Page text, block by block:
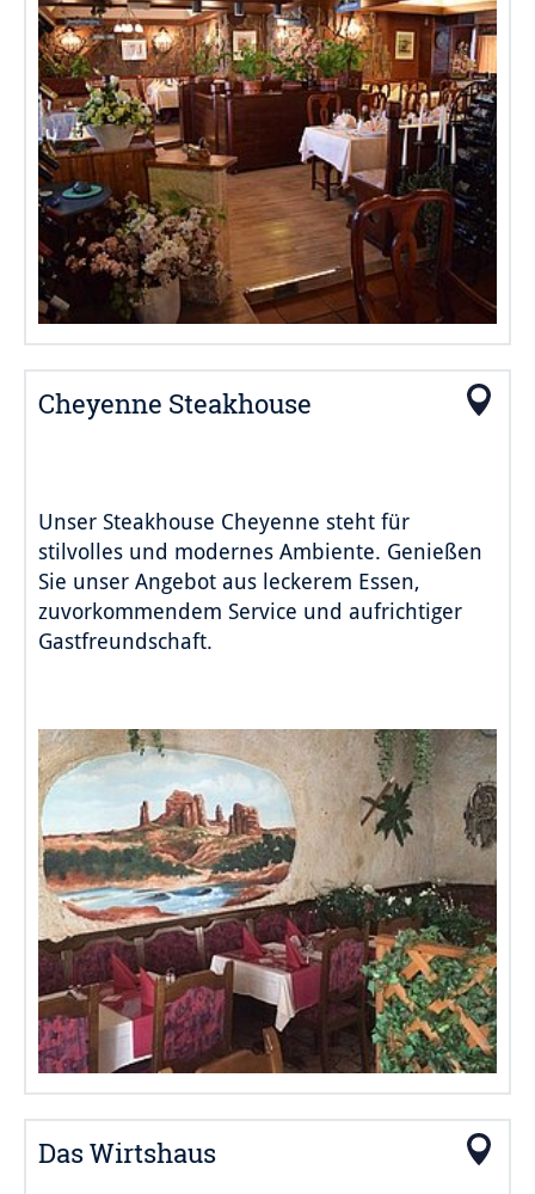
Cheyenne Steakhouse
Unser Steakhouse Cheyenne steht für
stilvolles und modernes Ambiente. Genießen
Sie unser Angebot aus leckerem Essen,
zuvorkommendem Service und aufrichtiger
Gastfreundschaft.
Das Wirtshaus